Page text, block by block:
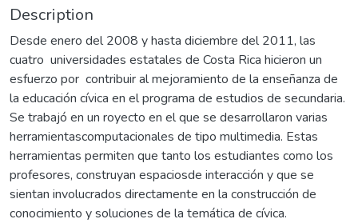
Description
Desde enero del 2008 y hasta diciembre del 2011, las
cuatro universidades estatales de Costa Rica hicieron un
esfuerzo por contribuir al mejoramiento de la enseñanza de
la educación cívica en el programa de estudios de secundaria.
Se trabajó en un royecto en el que se desarrollaron varias
herramientascomputacionales de tipo multimedia. Estas
herramientas permiten que tanto los estudiantes como los
profesores, construyan espaciosde interacción y que se
sientan involucrados directamente en la construcción de
conocimiento y soluciones de la temática de cívica.